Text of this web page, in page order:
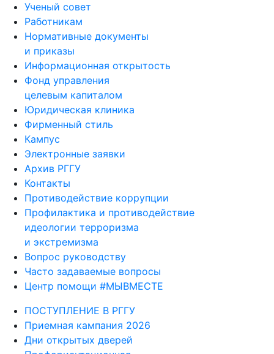
Ученый совет
Работникам
Нормативные документы
и приказы
Информационная открытость
Фонд управления
целевым капиталом
Юридическая клиника
Фирменный стиль
Кампус
Электронные заявки
Архив РГГУ
Контакты
Противодействие коррупции
Профилактика и противодействие
идеологии терроризма
и экстремизма
Вопрос руководству
Часто задаваемые вопросы
Центр помощи #МЫВМЕСТЕ
ПОСТУПЛЕНИЕ В РГГУ
Приемная кампания 2026
Дни открытых дверей